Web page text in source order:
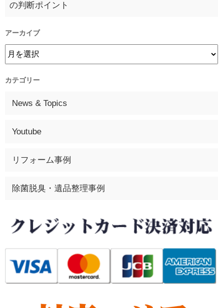
の判断ポイント
アーカイブ
カテゴリー
News & Topics
Youtube
リフォーム事例
除菌脱臭・遺品整理事例